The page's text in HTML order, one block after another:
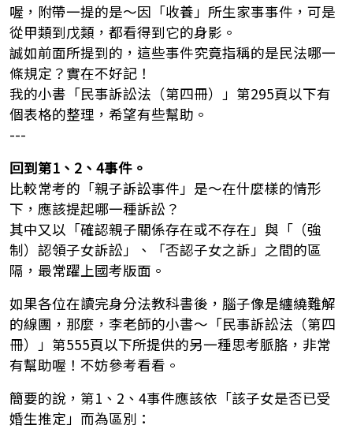
喔，附帶一提的是～因「收養」所生家事事件，可是
從甲類到戊類，都看得到它的身影。
誠如前面所提到的，這些事件究竟指稱的是民法哪一
條規定？實在不好記！
我的小書「民事訴訟法（第四冊）」第295頁以下有
個表格的整理，希望有些幫助。
---
回到第1、2、4事件。
比較常考的「親子訴訟事件」是～在什麼樣的情形
下，應該提起哪一種訴訟？
其中又以「確認親子關係存在或不存在」與「（強
制）認領子女訴訟」、「否認子女之訴」之間的區
隔，最常躍上國考版面。
如果各位在讀完身分法教科書後，腦子像是纏繞難解
的線團，那麼，李老師的小書～「民事訴訟法（第四
冊）」第555頁以下所提供的另一種思考脈胳，非常
有幫助喔！不妨參考看看。
簡要的說，第1、2、4事件應該依「該子女是否已受
婚生推定」而為區別：